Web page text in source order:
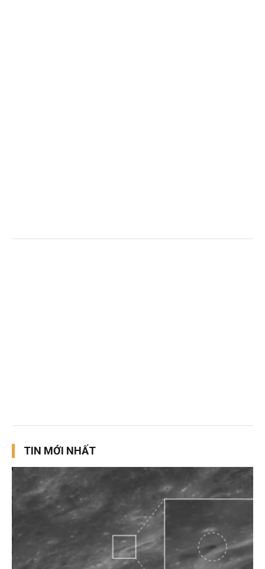
TIN MỚI NHẤT